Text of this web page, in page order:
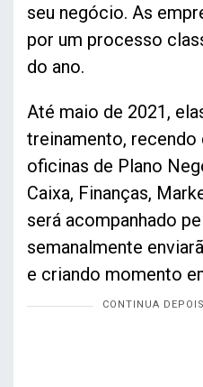
seu negócio. As
por um processo
do ano.
Até maio de 2021,
treinamento,
oficinas de Plano
Caixa, Finanças,
será acompanhado
semanalmente
e criando momento